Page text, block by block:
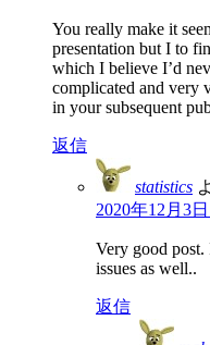
You really make it
presentation but I to
which I believe I’d
complicated and very
in your subsequent
返信
statistics
2020年12月3
Very good
issues as well..
返信